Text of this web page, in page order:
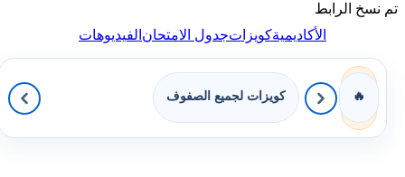
تم نسخ الرابط
الأكاديميةكويزاتجدول الامتحانالفيديوهات
🔥 كويزات لجميع الصفوف